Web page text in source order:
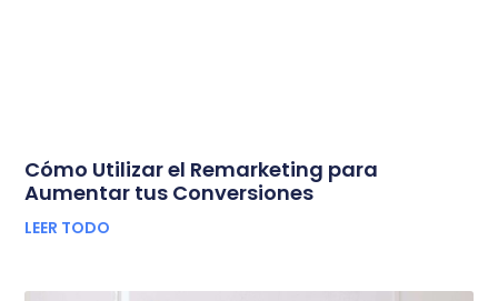
Cómo Utilizar el Remarketing para
Aumentar tus Conversiones
LEER TODO